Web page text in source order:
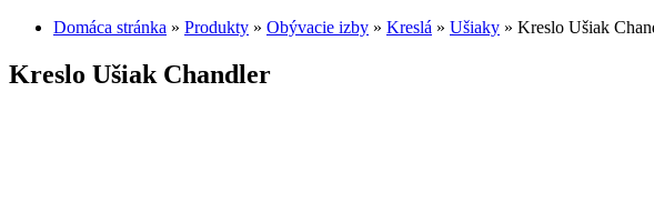
Domáca stránka » Produkty » Obývacie izby » Kreslá » Ušiaky » Kreslo Ušiak
Kreslo Ušiak Chandler